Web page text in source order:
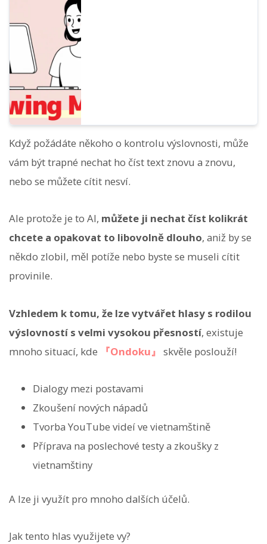
Když požádáte někoho o kontrolu výslovnosti, může
vám být trapné nechat ho číst text znovu a znovu,
nebo se můžete cítit nesví.
Ale protože je to AI, můžete ji nechat číst kolikrát
chcete a opakovat to libovolně dlouho, aniž by se
někdo zlobil, měl potíže nebo byste se museli cítit
provinile.
Vzhledem k tomu, že lze vytvářet hlasy s rodilou
výslovností s velmi vysokou přesností, existuje
mnoho situací, kde
『Ondoku』 skvěle poslouží!
Dialogy mezi postavami
Zkoušení nových nápadů
Tvorba YouTube videí ve vietnamštině
Příprava na poslechové testy a zkoušky z
vietnamštiny
A lze ji využít pro mnoho dalších účelů.
Jak tento hlas využijete vy?